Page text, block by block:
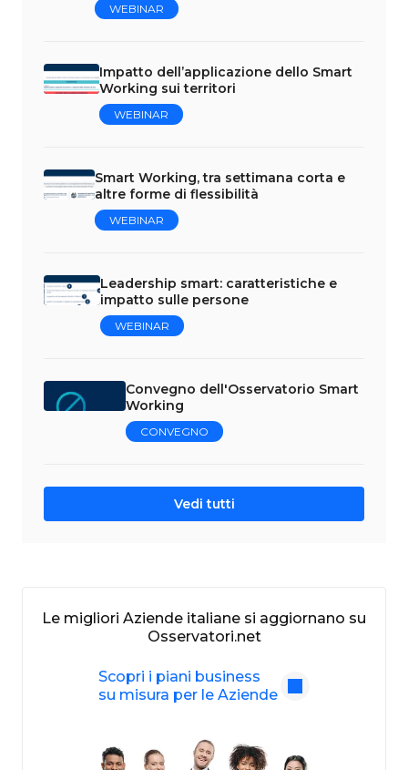
WEBINAR
Impatto dell’applicazione dello Smart
Working sui territori
WEBINAR
Smart Working, tra settimana corta e
altre forme di flessibilità
WEBINAR
Leadership smart: caratteristiche e
impatto sulle persone
WEBINAR
Convegno dell'Osservatorio Smart
Working
CONVEGNO
Vedi tutti
Le migliori Aziende italiane si aggiornano su
Osservatori.net
Scopri i piani business
su misura per le Aziende